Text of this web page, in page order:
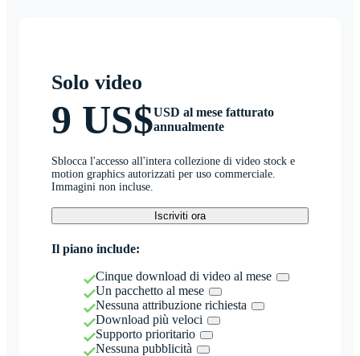
Solo video
9 US$USD al mese fatturato
annualmente
Sblocca l'accesso all'intera collezione di video stock e
motion graphics autorizzati per uso commerciale.
Immagini non incluse.
Iscriviti ora
Il piano include:
Cinque download di video al mese
Un pacchetto al mese
Nessuna attribuzione richiesta
Download più veloci
Supporto prioritario
Nessuna pubblicità